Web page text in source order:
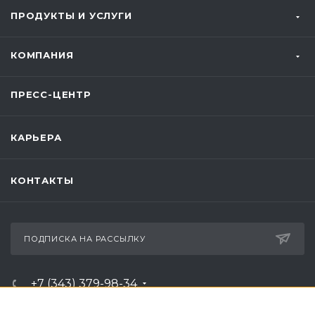
ПРОДУКТЫ И УСЛУГИ
КОМПАНИЯ
ПРЕСС-ЦЕНТР
КАРЬЕРА
КОНТАКТЫ
ПОДПИСКА НА РАССЫЛКУ
+7 (343) 379-98-34